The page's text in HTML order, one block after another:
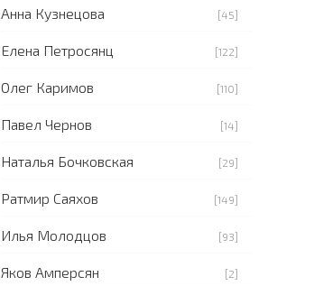
Анна Кузнецова [45]
Елена Петросянц [122]
Олег Каримов [110]
Павел Чернов [14]
Наталья Бочковская [29]
Ратмир Саяхов [149]
Илья Молодцов [93]
Яков Амперсян [2]